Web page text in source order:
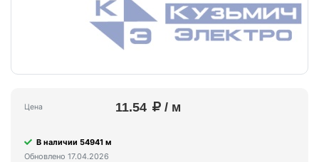
Цена 11.54 / м
В наличии 54941 м
Обновлено 17.04.2026